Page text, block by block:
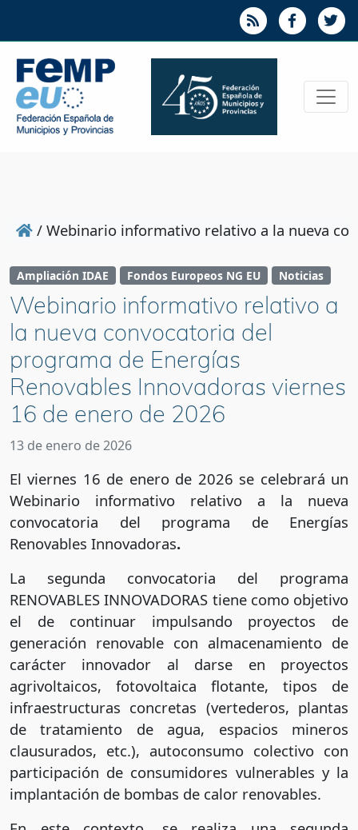
/ Webinario informativo relativo a la nueva
Ampliación IDAE Fondos Europeos NG EU Noticias
Webinario informativo relativo a
la nueva convocatoria del
programa de Energías
Renovables Innovadoras viernes
16 de enero de 2026
13 de enero de 2026
El viernes 16 de enero de 2026 se celebrará un
Webinario informativo relativo a la nueva
convocatoria del programa de Energías
Renovables Innovadoras.
La segunda convocatoria del programa
RENOVABLES INNOVADORAS tiene como objetivo
el de continuar impulsando proyectos de
generación renovable con almacenamiento de
carácter innovador al darse en proyectos
agrivoltaicos, fotovoltaica flotante, tipos de
infraestructuras concretas (vertederos, plantas
de tratamiento de agua, espacios mineros
clausurados, etc.), autoconsumo colectivo con
participación de consumidores vulnerables y la
implantación de bombas de calor renovables.